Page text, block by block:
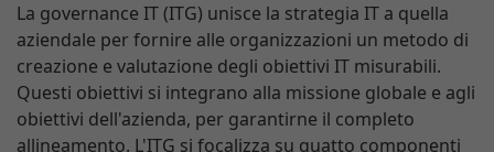
La governance IT (ITG) unisce la strategia IT a quella
aziendale per fornire alle organizzazioni un metodo di
creazione e valutazione degli obiettivi IT misurabili.
Questi obiettivi si integrano alla missione globale e agli
obiettivi dell'azienda, per garantirne il completo
allineamento. L'ITG si focalizza su quatto componenti